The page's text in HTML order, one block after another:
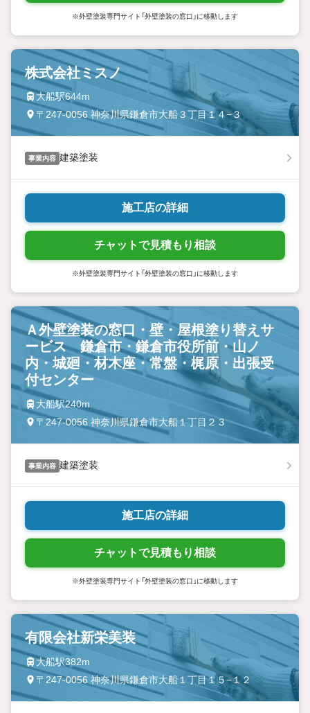
※外壁塗装専門サイト「外壁塗装の窓口」に移動します
株式会社ミスノ
大船駅644m
〒247-0056 神奈川県鎌倉市大船３丁目１４−３
事業内容 建築塗装
施工店の詳細
チャットで見積もり相談
※外壁塗装専門サイト「外壁塗装の窓口」に移動します
Ａ外壁塗装の窓口・壁・屋根塗り替えサ
ービス 鎌倉市・鎌倉市役所前・山ノ
内・城廻・材木座・常盤・梶原・出張受
付センター
大船駅240m
〒247-0056 神奈川県鎌倉市大船１丁目２３
事業内容 建築塗装
施工店の詳細
チャットで見積もり相談
※外壁塗装専門サイト「外壁塗装の窓口」に移動します
有限会社新栄美装
大船駅382m
〒247-0056 神奈川県鎌倉市大船１丁目１５−１２